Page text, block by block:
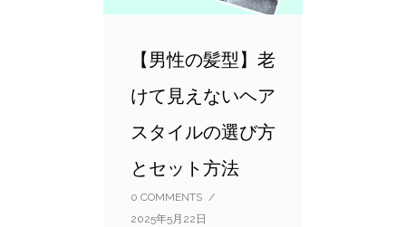
【男性の髪型】老
けて見えないヘア
スタイルの選び方
とセット方法
0 COMMENTS /
2025年5月22日